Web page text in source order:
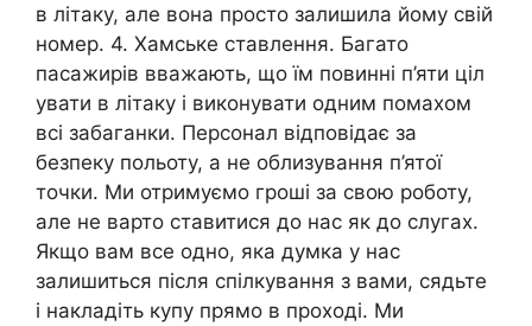
в літаку, але вона просто залишила йому свій
номер. 4. Хамське ставлення. Багато
пасажирів вважають, що їм повинні п’яти ціл
увати в літаку і виконувати одним помахом
всі забаганки. Персонал відповідає за
безпеку польоту, а не облизування п’ятої
точки. Ми отримуємо гроші за свою роботу,
але не варто ставитися до нас як до слугах.
Якщо вам все одно, яка думка у нас
залишиться після спілкування з вами, сядьте
і накладіть купу прямо в проході. Ми